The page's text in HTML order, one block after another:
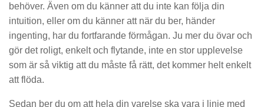
behöver. Även om du känner att du inte kan följa din
intuition, eller om du känner att när du ber, händer
ingenting, har du fortfarande förmågan. Ju mer du övar och
gör det roligt, enkelt och flytande, inte en stor upplevelse
som är så viktig att du måste få rätt, det kommer helt enkelt
att flöda.
Sedan ber du om att hela din varelse ska vara i linje med